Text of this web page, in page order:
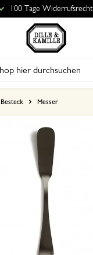
100 Tage Widerrufsrecht
Besteck Messer